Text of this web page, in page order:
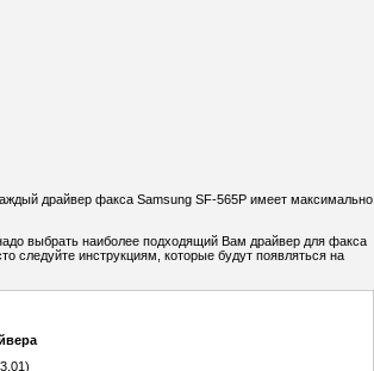
драйвер факса Samsung SF-565P имеет максимально
выбрать наиболее подходящий Вам драйвер для факса
следуйте инструкциям, которые будут появляться на